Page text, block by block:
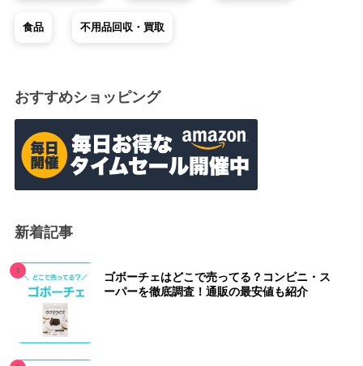
食品 不用品回収・買取
おすすめショッピング
新着記事
ゴボーチェはどこで売ってる？コンビニ・ス
ーパーを徹底調査！通販の最安値も紹介